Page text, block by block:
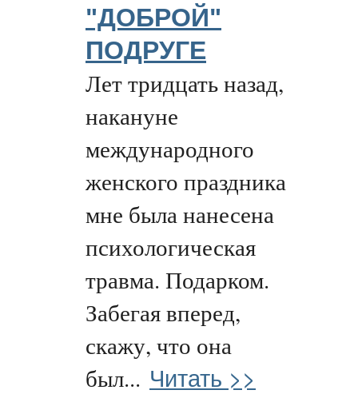
"ДОБРОЙ"
ПОДРУГЕ
Лет тридцать назад,
накануне
международного
женского праздника
мне была нанесена
психологическая
травма. Подарком.
Забегая вперед,
скажу, что она
был... Читать >>